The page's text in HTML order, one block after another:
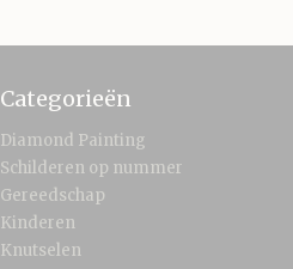
Categorieën
Diamond Painting
Schilderen op nummer
Gereedschap
Kinderen
Knutselen